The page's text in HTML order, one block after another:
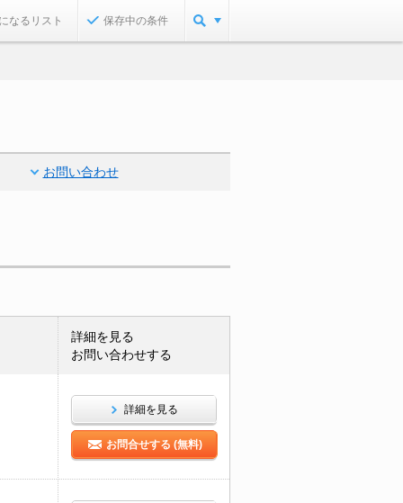
なるリスト 保存中の条件
お問い合わせ
詳細を見る
お問い合わせする
詳細を見る
お問合せする (無料)